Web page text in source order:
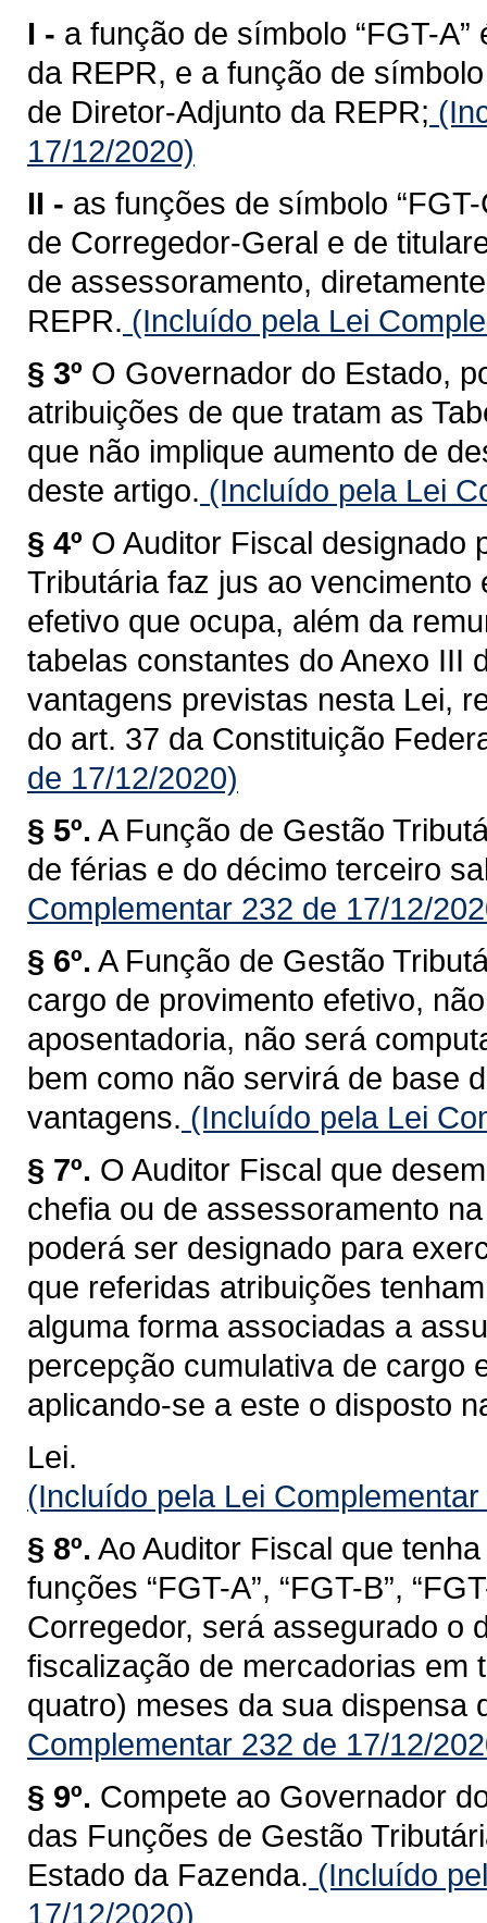
I - a função de símbolo “FGT-
da REPR, e a função de
de Diretor-Adjunto da REPR;
17/12/2020)
II - as funções de símbolo
de Corregedor-Geral e de
de assessoramento,
REPR. (Incluído pela Lei
§ 3º O Governador do Estado,
atribuições de que tratam as
que não implique aumento de
deste artigo. (Incluído pela Lei
§ 4º O Auditor Fiscal designado
Tributária faz jus ao
efetivo que ocupa, além da
tabelas constantes do Anexo III
vantagens previstas nesta Lei,
do art. 37 da Constituição
de 17/12/2020)
§ 5º. A Função de Gestão
de férias e do décimo terceiro
Complementar 232 de 17/12/
§ 6º. A Função de Gestão
cargo de provimento efetivo,
aposentadoria, não será
bem como não servirá de base
vantagens. (Incluído pela Lei
§ 7º. O Auditor Fiscal que
chefia ou de assessoramento
poderá ser designado para
que referidas atribuições
alguma forma associadas a
percepção cumulativa de cargo
aplicando-se a este o disposto
Lei.
(Incluído pela Lei
§ 8º. Ao Auditor Fiscal que
funções “FGT-A”, “FGT-B”,
Corregedor, será assegurado o
fiscalização de mercadorias em
quatro) meses da sua dispensa
Complementar 232 de 17/12/
§ 9º. Compete ao Governador
das Funções de Gestão
Estado da Fazenda. (Incluído
17/12/2020)